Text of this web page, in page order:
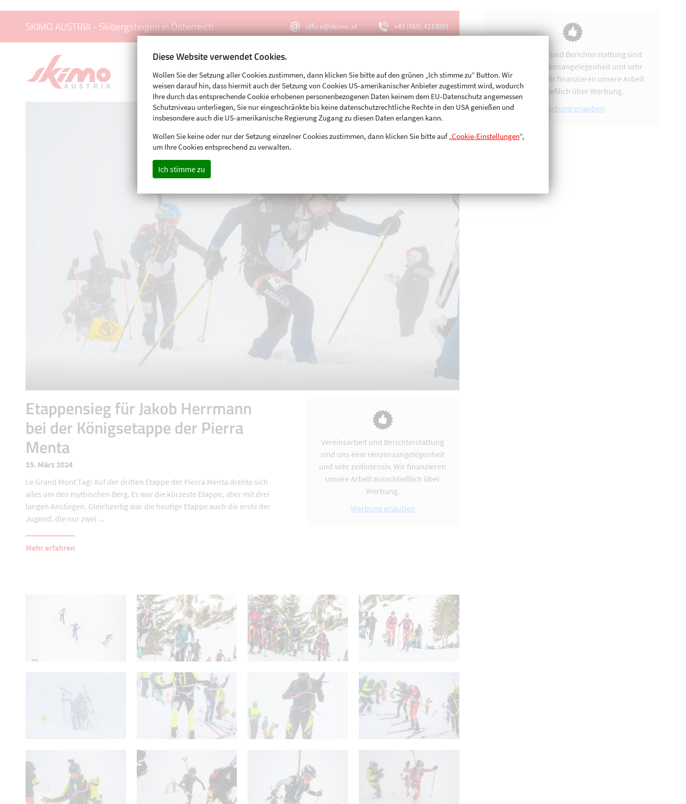
SKIMO AUSTRIA - Skibergsteigen in Österreich office@skimo.at +43 (660) 4113091
Menu
Etappensieg für Jakob Herrmann
bei der Königsetappe der Pierra
Menta
15. März 2024
Le Grand Mont Tag! Auf der dritten Etappe der Pierra Menta drehte sich
alles um den mythischen Berg. Es war die kürzeste Etappe, aber mit drei
langen Anstiegen. Gleichzeitig war die heutige Etappe auch die erste der
Jugend, die nur zwei ...
Mehr erfahren
Vereinsarbeit und Berichterstattung
sind uns eine Herzensangelegenheit
und sehr zeitintensiv. Wir finanzieren
unsere Arbeit ausschließlich über
Werbung.
Werbung erlauben
Vereinsarbeit und Berichterstattung sind
uns eine Herzensangelegenheit und sehr
zeitintensiv. Wir finanzieren unsere Arbeit
ausschließlich über Werbung.
Werbung erlauben
Diese Website verwendet Cookies.
Wollen Sie der Setzung aller Cookies zustimmen, dann klicken Sie bitte auf den grünen „Ich stimme zu“ Button. Wir
weisen darauf hin, dass hiermit auch der Setzung von Cookies US-amerikanischer Anbieter zugestimmt wird, wodurch
Ihre durch das entsprechende Cookie erhobenen personenbezogenen Daten keinem dem EU-Datenschutz angemessen
Schutzniveau unterliegen, Sie nur eingeschränkte bis keine datenschutzrechtliche Rechte in den USA genießen und
insbesondere auch die US-amerikanische Regierung Zugang zu diesen Daten erlangen kann.
Wollen Sie keine oder nur der Setzung einzelner Cookies zustimmen, dann klicken Sie bitte auf „Cookie-Einstellungen“,
um Ihre Cookies entsprechend zu verwalten.
Ich stimme zu